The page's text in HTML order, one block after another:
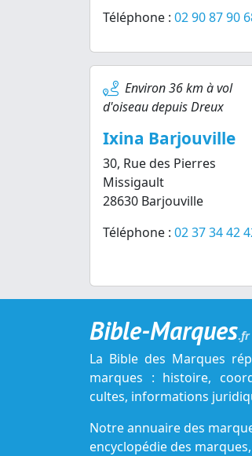
Téléphone : 02 90 87 90
Environ 36 km à vol
d'oiseau depuis Dreux
Ixina Barjouville
30, Rue des Pierres
Missigault
28630 Barjouville
Téléphone : 02 37 34 42
Bible-Marques.fr
La Bible des Marques
marques : histoire,
cultes, informations
Notre annuaire des
encyclopédie des